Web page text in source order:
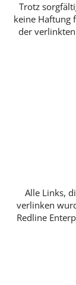
Trotz
keine Haftung
der
Alle Links,
verlinken
Redline